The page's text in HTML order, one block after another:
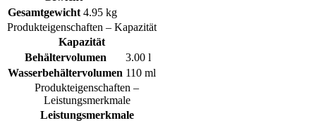
Gesamtgewicht 4.95 kg
Produkteigenschaften – Kapazität
Kapazität
Behältervolumen
3.00 l
Wasserbehältervolumen 110 ml
Produkteigenschaften –
Leistungsmerkmale
Leistungsmerkmale